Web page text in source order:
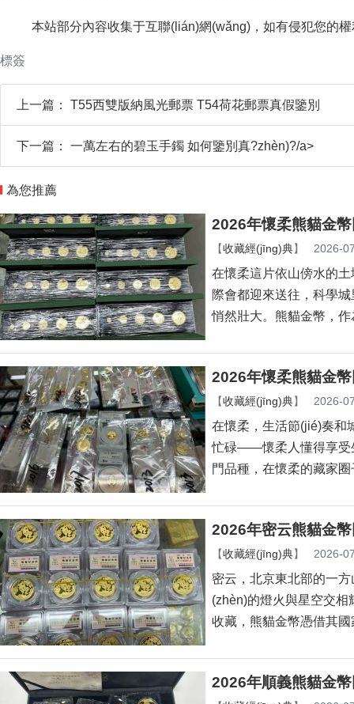
本站部分內容收集于互聯(lián)網(wǎng)，如有侵犯您的權
標簽
上一篇： T55西雙版納風光郵票 T54荷花郵票真假鑒別
下一篇： 一萬左右的碧玉手鐲 如何鑒別真?zhèn)?/a>
為您推薦
2026年懷柔熊貓金
【收藏經(jīng)典】 2026-
在懷柔這片依山傍水的
際會都迎來送往，
悄然壯大。熊貓金幣，
2026年懷柔熊貓金
【收藏經(jīng)典】 2026-
在懷柔，生活節(jié)奏和
忙碌——懷柔人懂得享受
門品種，在懷柔的藏家
2026年密云熊貓金
【收藏經(jīng)典】 2026-
密云，北京東北部的一方
(zhèn)的燈火與星空交相
收藏，熊貓金幣憑借其
2026年順義熊貓金